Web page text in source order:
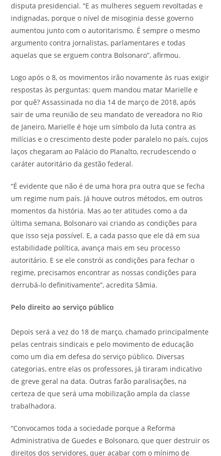
disputa presidencial. “E as mulheres seguem revoltadas e
indignadas, porque o nível de misoginia desse governo
aumentou junto com o autoritarismo. É sempre o mesmo
argumento contra jornalistas, parlamentares e todas
aquelas que se erguem contra Bolsonaro”, afirmou.
Logo após o 8, os movimentos irão novamente às ruas exigir
respostas às perguntas: quem mandou matar Marielle e
por quê? Assassinada no dia 14 de março de 2018, após
sair de uma reunião de seu mandato de vereadora no Rio
de Janeiro, Marielle é hoje um símbolo da luta contra as
milícias e o crescimento deste poder paralelo no país, cujos
laços chegaram ao Palácio do Planalto, recrudescendo o
caráter autoritário da gestão federal.
“É evidente que não é de uma hora pra outra que se fecha
um regime num país. Já houve outros métodos, em outros
momentos da história. Mas ao ter atitudes como a da
última semana, Bolsonaro vai criando as condições para
que isso seja possível. E, a cada passo que ele dá em sua
estabilidade política, avança mais em seu processo
autoritário. E se ele constrói as condições para fechar o
regime, precisamos encontrar as nossas condições para
derrubá-lo definitivamente”, acredita Sâmia.
Pelo direito ao serviço público
Depois será a vez do 18 de março, chamado principalmente
pelas centrais sindicais e pelo movimento de educação
como um dia em defesa do serviço público. Diversas
categorias, entre elas os professores, já tiraram indicativo
de greve geral na data. Outras farão paralisações, na
certeza de que será uma mobilização ampla da classe
trabalhadora.
“Convocamos toda a sociedade porque a Reforma
Administrativa de Guedes e Bolsonaro, que quer destruir os
direitos dos servidores, quer acabar com o mínimo de